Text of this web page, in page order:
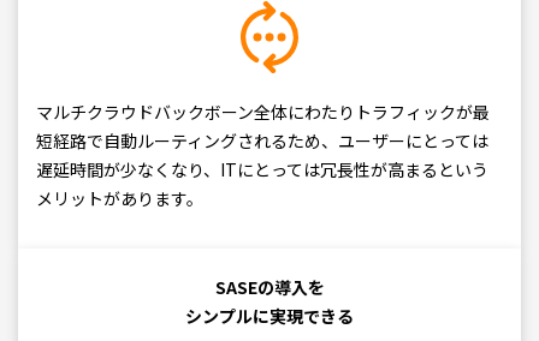
マルチクラウドバックボーン全体にわたりトラフィックが最
短経路で自動ルーティングされるため、ユーザーにとっては
遅延時間が少なくなり、ITにとっては冗長性が高まるという
メリットがあります。
SASEの導入を
シンプルに実現できる